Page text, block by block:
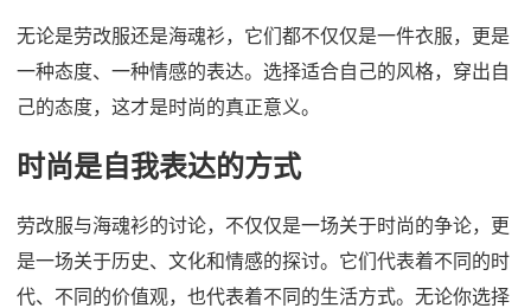
无论是劳改服还是海魂衫，它们都不仅仅是一件衣服，更是
一种态度、一种情感的表达。选择适合自己的风格，穿出自
己的态度，这才是时尚的真正意义。
时尚是自我表达的方式
劳改服与海魂衫的讨论，不仅仅是一场关于时尚的争论，更
是一场关于历史、文化和情感的探讨。它们代表着不同的时
代、不同的价值观，也代表着不同的生活方式。无论你选择